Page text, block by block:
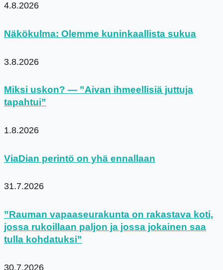
4.8.2026
Näkökulma: Olemme kuninkaallista sukua
3.8.2026
Miksi uskon? — ”Aivan ihmeellisiä juttuja
tapahtui”
1.8.2026
ViaDian perintö on yhä ennallaan
31.7.2026
”Rauman vapaaseurakunta on rakastava koti,
jossa rukoillaan paljon ja jossa jokainen saa
tulla kohdatuksi”
30.7.2026